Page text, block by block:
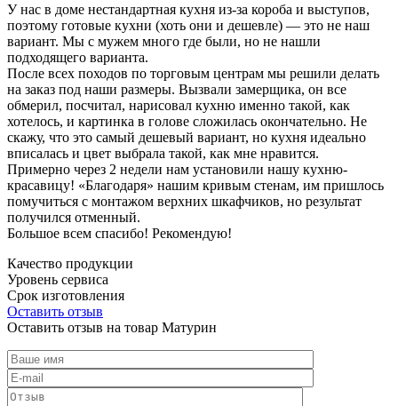
У нас в доме нестандартная кухня из-за короба и выступов,
поэтому готовые кухни (хоть они и дешевле) — это не наш
вариант. Мы с мужем много где были, но не нашли
подходящего варианта.
После всех походов по торговым центрам мы решили делать
на заказ под наши размеры. Вызвали замерщика, он все
обмерил, посчитал, нарисовал кухню именно такой, как
хотелось, и картинка в голове сложилась окончательно. Не
скажу, что это самый дешевый вариант, но кухня идеально
вписалась и цвет выбрала такой, как мне нравится.
Примерно через 2 недели нам установили нашу кухню-
красавицу! «Благодаря» нашим кривым стенам, им пришлось
помучиться с монтажом верхних шкафчиков, но результат
получился отменный.
Большое всем спасибо! Рекомендую!
Качество продукции
Уровень сервиса
Срок изготовления
Оставить отзыв
Оставить отзыв на товар Матурин